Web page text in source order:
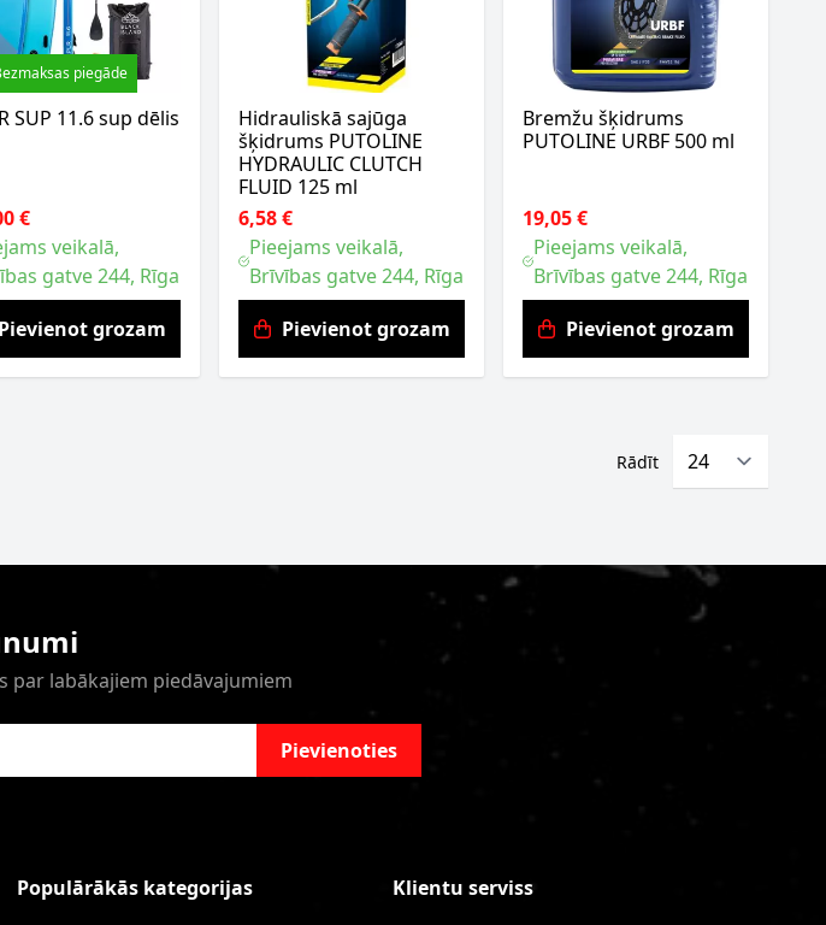
piegāde
SUP 11.6 sup dēlis
€
veikalā,
gatve 244, Rīga
Pievienot grozam
Hidrauliskā sajūga
šķidrums PUTOLINE
HYDRAULIC CLUTCH
FLUID 125 ml
6,58 €
Pieejams veikalā,
Brīvības gatve 244, Rīga
Pievienot grozam
Bremžu šķidrums
PUTOLINE URBF 500 ml
19,05 €
Pieejams veikalā,
Brīvības gatve 244, Rīga
Pievienot grozam
Rādīt
par labākajiem piedāvajumiem
Pievienoties
Populārākās kategorijas Klientu serviss